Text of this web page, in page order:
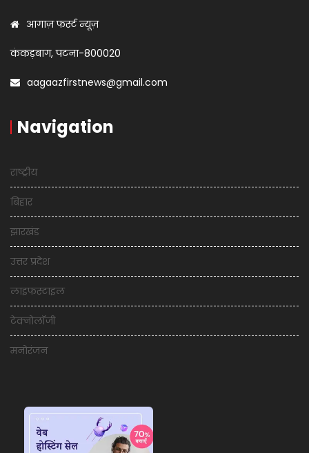
आगाज़ फर्स्ट न्यूज़
कंकड़बाग, पटना-800020
aagaazfirstnews@gmail.com
Navigation
राष्ट्रीय
बिहार
झारखंड
उत्तर प्रदेश
लाइफस्टाइल
टेक्नोलॉजी
मनोरंजन